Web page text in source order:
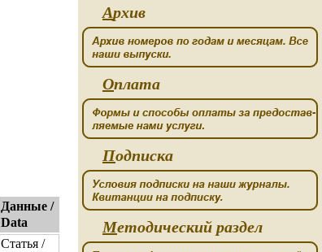
Архив
Оплата
Подписка
Методический раздел
Данные /
Data
Статья /